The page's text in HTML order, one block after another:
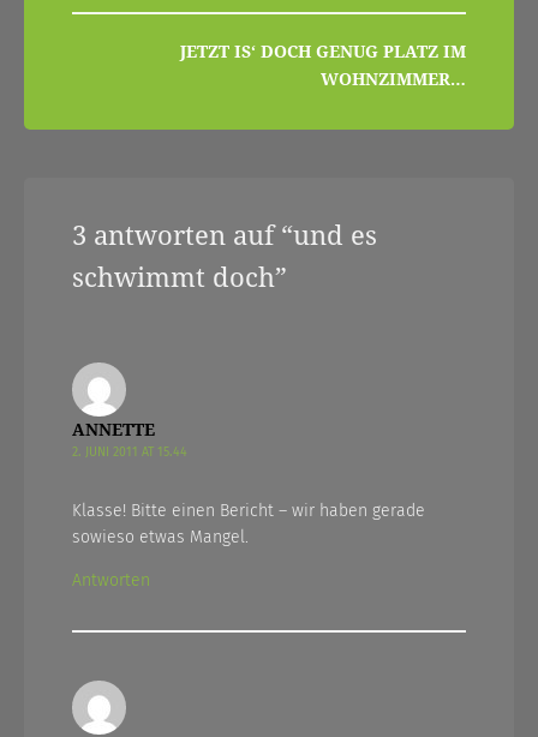
JETZT IS‘ DOCH GENUG PLATZ IM
WOHNZIMMER…
3 antworten auf “und es
schwimmt doch”
ANNETTE
2. JUNI 2011 AT 15.44
Klasse! Bitte einen Bericht – wir haben gerade
sowieso etwas Mangel.
Antworten